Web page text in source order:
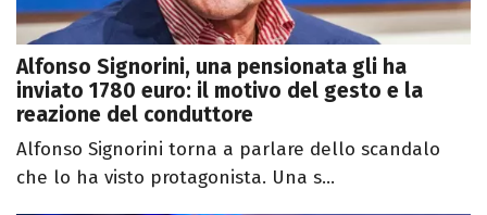
Alfonso Signorini, una pensionata gli ha
inviato 1780 euro: il motivo del gesto e la
reazione del conduttore
Alfonso Signorini torna a parlare dello scandalo
che lo ha visto protagonista. Una s...